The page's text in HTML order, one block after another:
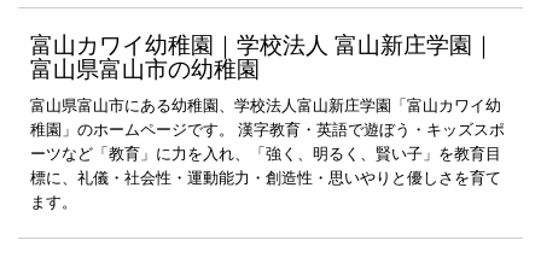
富山カワイ幼稚園｜学校法人 富山新庄学園｜
富山県富山市の幼稚園
富山県富山市にある幼稚園、学校法人富山新庄学園「富山カワイ幼
稚園」のホームページです。 漢字教育・英語で遊ぼう・キッズスポ
ーツなど「教育」に力を入れ、「強く、明るく、賢い子」を教育目
標に、礼儀・社会性・運動能力・創造性・思いやりと優しさを育て
ます。